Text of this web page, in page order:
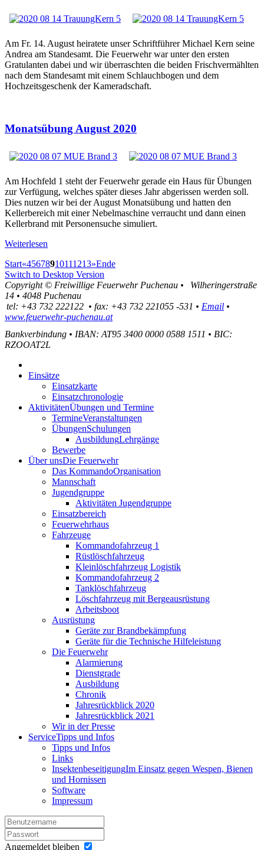
Am Fr. 14. August heiratete unser Schriftführer Michael Kern seine
Andrea am Standesamt. Die Feuerwehr war unter den ersten
Gratulanten dabei und wir überraschten die beiden Frischvermählten
nach dem Standesamt mit einem Schlauchbogen und dem
Hochzeitsgeschenk der Kameradschaft.
Monatsübung August 2020
Am Hochfeld 1 steht der Feuerwehr gerade ein Haus für Übungen
zur Verfügung, welches später dieses Jahr abgerissen werden soll.
Dies nutzen wir bei der August Monatsübung und hatten den
Kellerbereich mit einer Nebelmaschine verraucht und dann einen
Kellerbrand mit Personensuche simuliert.
Weiterlesen
Start«45678910111213»Ende
Switch to Desktop Version
Copyright © Freiwillige Feuerwehr Puchenau •
Wilheringerstraße
14 • 4048 Puchenau
tel: +43 732 222122 • fax: +43 732 221055 -531 • Email •
www.feuerwehr-puchenau.at
Bankverbindung • IBAN: AT95 3400 0000 0588 1511 • BIC:
RZOOAT2L
Einsätze
Einsatzkarte
Einsatzchronologie
AktivitätenÜbungen und Termine
TermineVeranstaltungen
ÜbungenSchulungen
AusbildungLehrgänge
Bewerbe
Über unsDie Feuerwehr
Das KommandoOrganisation
Mannschaft
Jugendgruppe
Aktivitäten Jugendgruppe
Einsatzbereich
Feuerwehrhaus
Fahrzeuge
Kommandofahrzeug 1
Rüstlöschfahrzeug
Kleinlöschfahrzeug Logistik
Kommandofahrzeug 2
Tanklöschfahrzeug
Löschfahrzeug mit Bergeausrüstung
Arbeitsboot
Ausrüstung
Geräte zur Brandbekämpfung
Geräte für die Technische Hilfeleistung
Die Feuerwehr
Alarmierung
Dienstgrade
Ausbildung
Chronik
Jahresrückblick 2020
Jahresrückblick 2021
Wir in der Presse
ServiceTipps und Infos
Tipps und Infos
Links
InsektenbeseitigungIm Einsatz gegen Wespen, Bienen
und Hornissen
Software
Impressum
Angemeldet bleiben